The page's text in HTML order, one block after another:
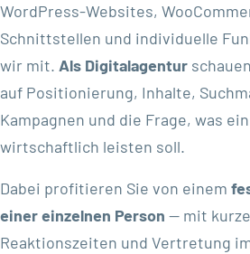
WordPress-Websites,
Schnittstellen und individuelle
wir mit. Als Digitalagentur
auf Positionierung, Inhalte,
Kampagnen und die Frage, was
wirtschaftlich leisten soll.
Dabei profitieren Sie von einem
einer einzelnen Person — mit
Reaktionszeiten und Vertretung